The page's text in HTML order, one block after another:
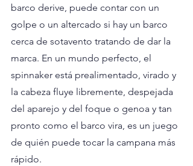
barco derive, puede contar con un
golpe o un altercado si hay un barco
cerca de sotavento tratando de dar la
marca. En un mundo perfecto, el
spinnaker está prealimentado, virado y
la cabeza fluye libremente, despejada
del aparejo y del foque o genoa y tan
pronto como el barco vira, es un juego
de quién puede tocar la campana más
rápido.